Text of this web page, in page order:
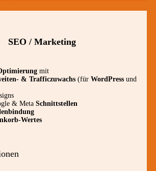
SEO / Marketing
mit
& Trafficzuwachs (für WordPress und
& Meta Schnittstellen
Wertes